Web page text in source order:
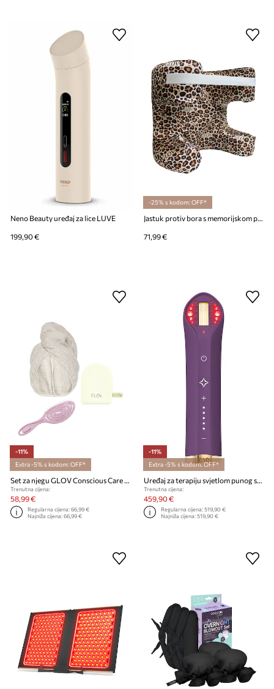
Neno Beauty uređaj za lice LUVE
199,90 €
-25% s kodom: OFF*
Jastuk protiv bora s memorijskom pjenom GLOV Sleeping Beauty
71,99 €
-11%
Extra -5% s kodom: OFF*
Trenutna cijena:
58,99 €
Regularna cijena:66,99 €
Najniža cijena:66,99 €
-11%
Extra -5% s kodom: OFF*
Trenutna cijena:
459,90 €
Regularna cijena:519,90 €
Najniža cijena:519,90 €